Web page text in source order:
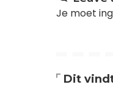
Je moet
Dit